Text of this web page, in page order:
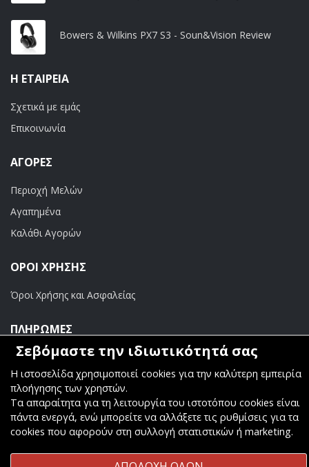
Bowers & Wilkins PX7 S3 - Soun&Vision Review
Η ΕΤΑΙΡΕΊΑ
Σχετικά με εμάς
Επικοινωνία
ΑΓΟΡΈΣ
Περιοχή Μελών
Αγαπημένα
Καλάθι Αγορών
ΟΡΟΙ ΧΡΗΣΗΣ
Όροι Χρήσης και Ασφαλείας
ΠΛΗΡΩΜΕΣ
Τραπεζικοί Λογαριασμοί
Copyright ©Κοσμάς Audio Video. All Rights Reserved
Κατασκευή & ΦιλοξενίαKomvos.gr
Σεβόμαστε την ιδιωτικότητά σας
Η ιστοσελίδα χρησιμοποιεί cookies για την καλύτερη εμπειρία
πλοήγησης των χρηστών.
Τα απαραίτητα για τη λειτουργία του ιστοτόπου cookies είναι
πάντα ενεργά, ενώ μπορείτε να αλλάξετε τις ρυθμίσεις για τα
cookies που αφορούν στη συλλογή στατιστικών ή marketing.